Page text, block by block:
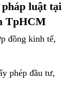
luật tại
TpHCM
đồng kinh tế,
phép đầu tư,